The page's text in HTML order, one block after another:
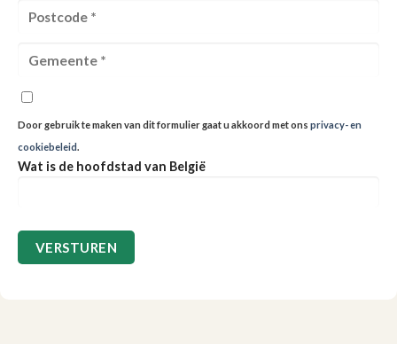
Door gebruik te maken van dit formulier gaat u akkoord met ons privacy- en
cookiebeleid.
Wat is de hoofdstad van België